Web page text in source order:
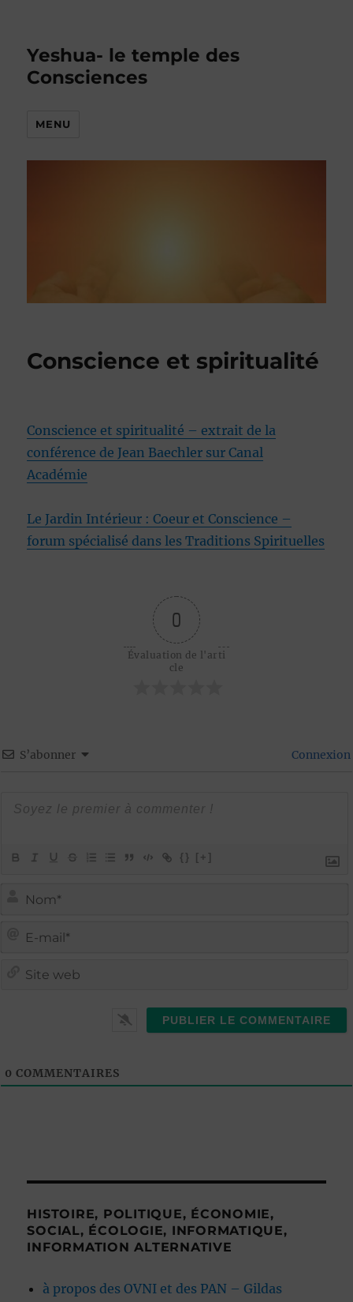
Yeshua- le temple des
Consciences
MENU
Conscience et spiritualité
Conscience et spiritualité – extrait de la
conférence de Jean Baechler sur Canal
Académie
Le Jardin Intérieur : Coeur et Conscience –
forum spécialisé dans les Traditions Spirituelles
0
Évaluation de l'arti
cle
S’abonner Connexion
{} [+]
0 COMMENTAIRES
HISTOIRE, POLITIQUE, ÉCONOMIE,
SOCIAL, ÉCOLOGIE, INFORMATIQUE,
INFORMATION ALTERNATIVE
à propos des OVNI et des PAN – Gildas